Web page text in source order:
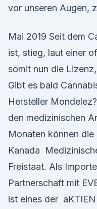
vor unseren Augen,
Mai 2019 Seit dem
ist, stieg, laut einer
somit nun die
Gibt es bald
Hersteller
den medizinischen
Monaten können
Kanada
Freistaat. Als
Partnerschaft mit
ist eines der